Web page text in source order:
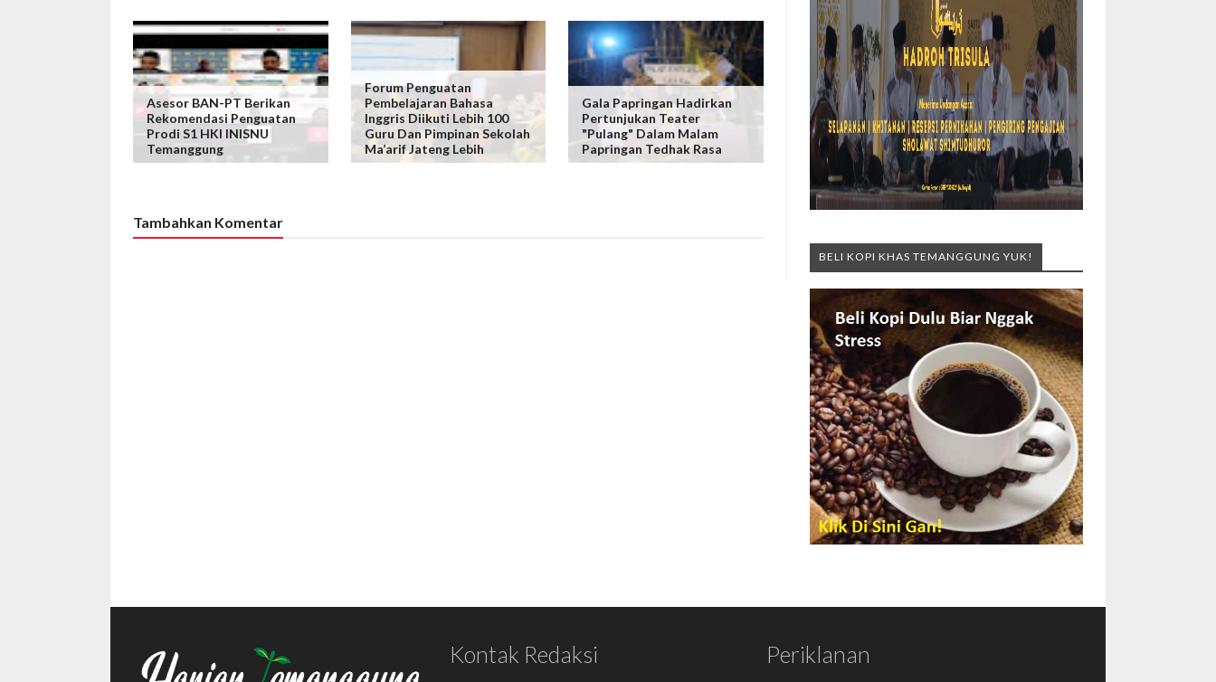
Asesor BAN-PT Berikan
Rekomendasi Penguatan
Prodi S1 HKI INISNU
Temanggung
Forum Penguatan
Pembelajaran Bahasa
Inggris Diikuti Lebih 100
Guru Dan Pimpinan Sekolah
Ma’arif Jateng Lebih
Gala Papringan Hadirkan
Pertunjukan Teater
"Pulang" Dalam Malam
Papringan Tedhak Rasa
Tambahkan Komentar
BELI KOPI KHAS TEMANGGUNG YUK!
Kontak Redaksi Periklanan